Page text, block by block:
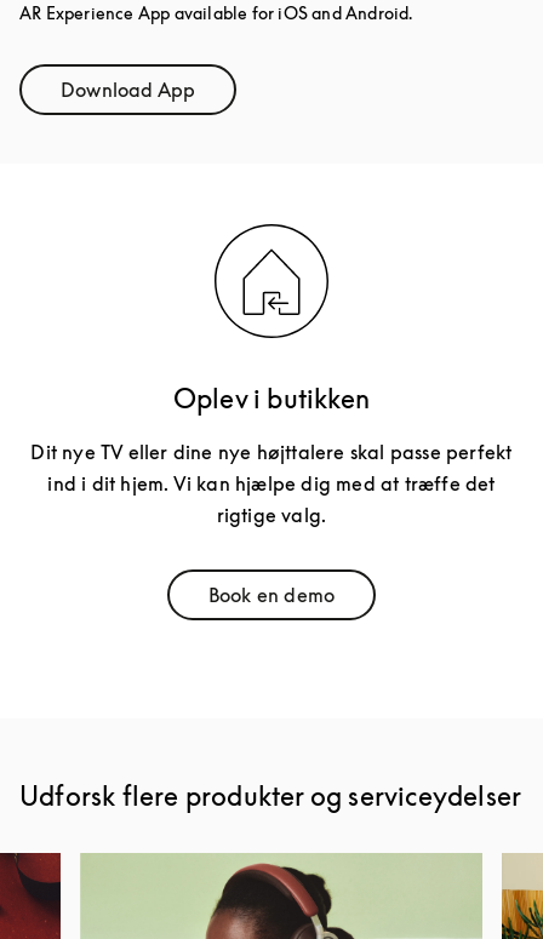
AR Experience App available for iOS and Android.
Download AppLink Opens in New Tab
Oplev i butikken
Dit nye TV eller dine nye højttalere skal passe perfekt
ind i dit hjem. Vi kan hjælpe dig med at træffe det
rigtige valg.
Book en demoLink Opens in New Tab
Udforsk flere produkter og serviceydelser